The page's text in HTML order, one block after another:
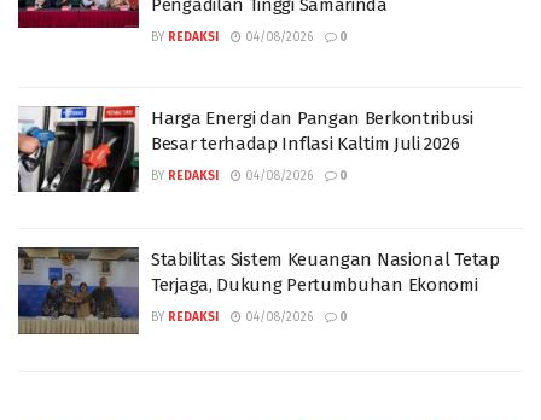
Pengadilan Tinggi Samarinda
BY REDAKSI 04/08/2026 0
Harga Energi dan Pangan Berkontribusi
Besar terhadap Inflasi Kaltim Juli 2026
BY REDAKSI 04/08/2026 0
Stabilitas Sistem Keuangan Nasional Tetap
Terjaga, Dukung Pertumbuhan Ekonomi
BY REDAKSI 04/08/2026 0